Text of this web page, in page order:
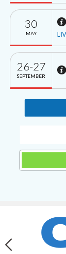
30
MAY
26-27
SEPTEMBER